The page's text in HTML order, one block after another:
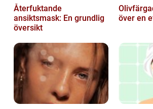
Återfuktande
ansiktsmask: En grundlig
översikt
över en